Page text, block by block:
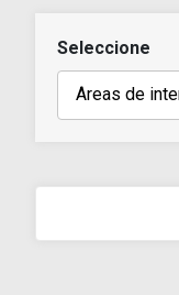
Seleccione